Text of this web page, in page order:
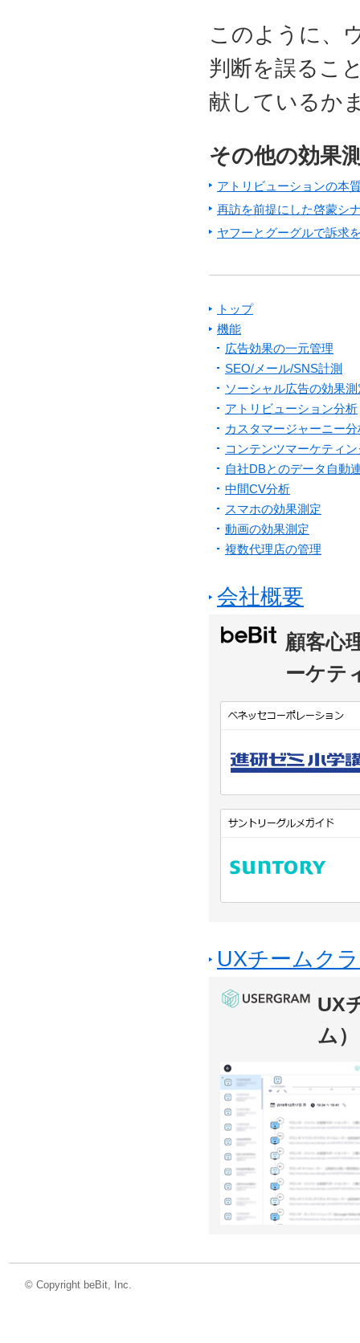
このように、
判断を誤るこ
献しているか
その他の効果
アトリビューションの本
再訪を前提にした啓蒙シ
ヤフーとグーグルで訴求
トップ
機能
広告効果の一元管理
SEO/メール/SNS計測
ソーシャル広告の効果測
アトリビューション分析
カスタマージャーニー分
コンテンツマーケティ
自社DBとのデータ自動
中間CV分析
スマホの効果測定
動画の効果測定
複数代理店の管理
会社概要
顧客心
ーケテ
UXチームク
UX
ム）
© Copyright beBit, Inc.